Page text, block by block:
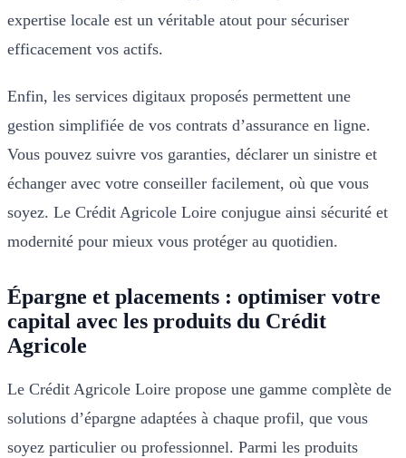
expertise locale est un véritable atout pour sécuriser
efficacement vos actifs.
Enfin, les services digitaux proposés permettent une
gestion simplifiée de vos contrats d’assurance en ligne.
Vous pouvez suivre vos garanties, déclarer un sinistre et
échanger avec votre conseiller facilement, où que vous
soyez. Le Crédit Agricole Loire conjugue ainsi sécurité et
modernité pour mieux vous protéger au quotidien.
Épargne et placements : optimiser votre
capital avec les produits du Crédit
Agricole
Le Crédit Agricole Loire propose une gamme complète de
solutions d’épargne adaptées à chaque profil, que vous
soyez particulier ou professionnel. Parmi les produits